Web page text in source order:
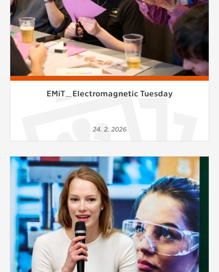
EMiT_Electromagnetic Tuesday
24. 2. 2026